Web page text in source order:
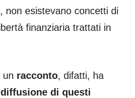
non esistevano concetti di
finanziaria trattati in
un racconto, difatti, ha
diffusione di questi